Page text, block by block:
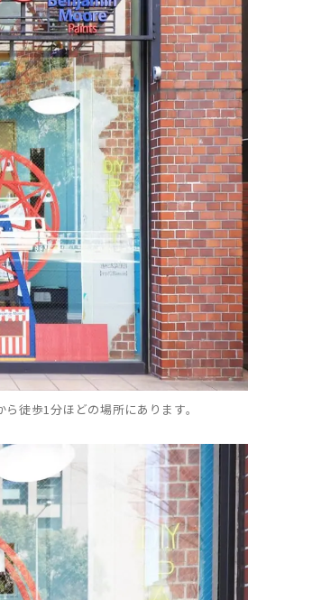
徒歩1分ほどの場所にあります。